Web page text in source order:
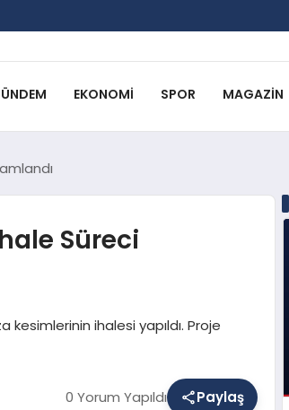
EKONOMI SPOR MAGAZIN
Süreci
kesimlerinin ihalesi yapıldı. Proje
0 Yorum Yapıldı Paylaş